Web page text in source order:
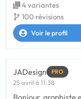
4 variantes
100 révisions
Voir le profil
JADesign PRO
25 avril à 11:38